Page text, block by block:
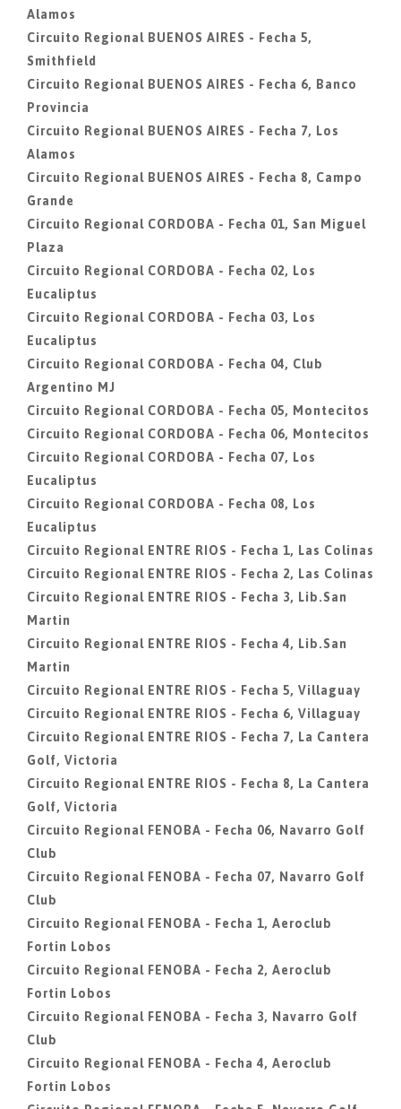
Alamos
Circuito Regional BUENOS AIRES - Fecha 5,
Smithfield
Circuito Regional BUENOS AIRES - Fecha 6, Banco
Provincia
Circuito Regional BUENOS AIRES - Fecha 7, Los
Alamos
Circuito Regional BUENOS AIRES - Fecha 8, Campo
Grande
Circuito Regional CORDOBA - Fecha 01, San Miguel
Plaza
Circuito Regional CORDOBA - Fecha 02, Los
Eucaliptus
Circuito Regional CORDOBA - Fecha 03, Los
Eucaliptus
Circuito Regional CORDOBA - Fecha 04, Club
Argentino MJ
Circuito Regional CORDOBA - Fecha 05, Montecitos
Circuito Regional CORDOBA - Fecha 06, Montecitos
Circuito Regional CORDOBA - Fecha 07, Los
Eucaliptus
Circuito Regional CORDOBA - Fecha 08, Los
Eucaliptus
Circuito Regional ENTRE RIOS - Fecha 1, Las Colinas
Circuito Regional ENTRE RIOS - Fecha 2, Las Colinas
Circuito Regional ENTRE RIOS - Fecha 3, Lib.San
Martin
Circuito Regional ENTRE RIOS - Fecha 4, Lib.San
Martin
Circuito Regional ENTRE RIOS - Fecha 5, Villaguay
Circuito Regional ENTRE RIOS - Fecha 6, Villaguay
Circuito Regional ENTRE RIOS - Fecha 7, La Cantera
Golf, Victoria
Circuito Regional ENTRE RIOS - Fecha 8, La Cantera
Golf, Victoria
Circuito Regional FENOBA - Fecha 06, Navarro Golf
Club
Circuito Regional FENOBA - Fecha 07, Navarro Golf
Club
Circuito Regional FENOBA - Fecha 1, Aeroclub
Fortin Lobos
Circuito Regional FENOBA - Fecha 2, Aeroclub
Fortin Lobos
Circuito Regional FENOBA - Fecha 3, Navarro Golf
Club
Circuito Regional FENOBA - Fecha 4, Aeroclub
Fortin Lobos